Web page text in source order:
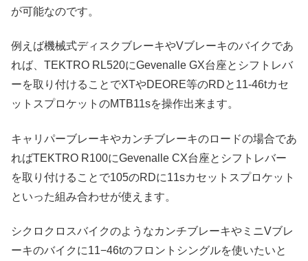
が可能なのです。
例えば機械式ディスクブレーキやVブレーキのバイクであ
れば、TEKTRO RL520にGevenalle GX台座とシフトレバ
ーを取り付けることでXTやDEORE等のRDと11-46tカセ
ットスプロケットのMTB11sを操作出来ます。
キャリパーブレーキやカンチブレーキのロードの場合であ
ればTEKTRO R100にGevenalle CX台座とシフトレバー
を取り付けることで105のRDに11sカセットスプロケット
といった組み合わせが使えます。
シクロクロスバイクのようなカンチブレーキやミニVブレ
ーキのバイクに11−46tのフロントシングルを使いたいと